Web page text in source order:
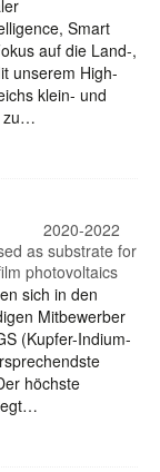
Smart
auf die Land-,
unserem High-
klein- und
zu…
2020-2022
as substrate for
photovoltaics
sich in den
Mitbewerber
(Kupfer-Indium-
höchste